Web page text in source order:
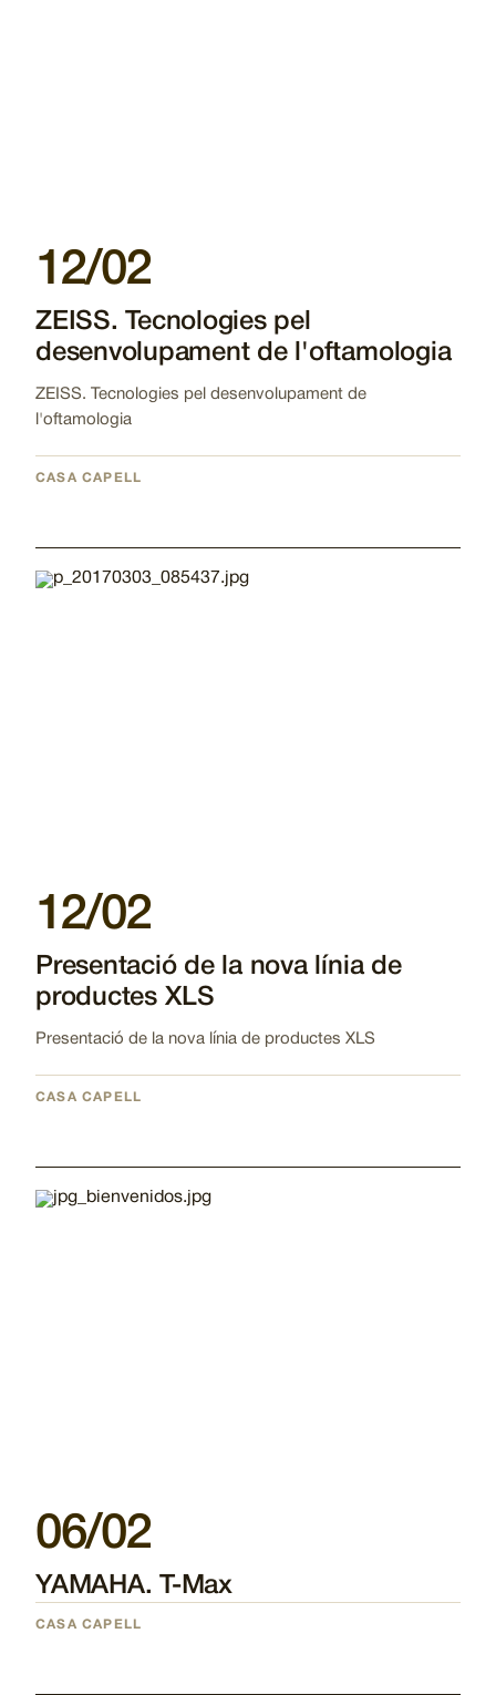
12/02
ZEISS. Tecnologies pel
desenvolupament de l'oftamologia
ZEISS. Tecnologies pel desenvolupament de
l'oftamologia
CASA CAPELL
Imatge
12/02
Presentació de la nova línia de
productes XLS
Presentació de la nova línia de productes XLS
CASA CAPELL
Imatge
06/02
YAMAHA. T-Max
CASA CAPELL